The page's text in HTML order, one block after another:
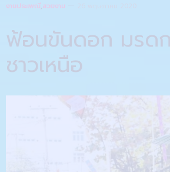
งานประเพณี,สวยงาม
ฟ้อนขันดอก มรด
ชาวเหนือ